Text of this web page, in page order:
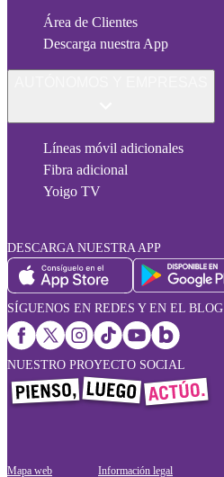
Área de Clientes
Descarga nuestra App
Líneas móvil adicionales
Fibra adicional
Yoigo TV
DESCARGA NUESTRA APP
SÍGUENOS EN REDES Y EN EL BLOG
NUESTRO PROYECTO SOCIAL
Mapa web Información legal